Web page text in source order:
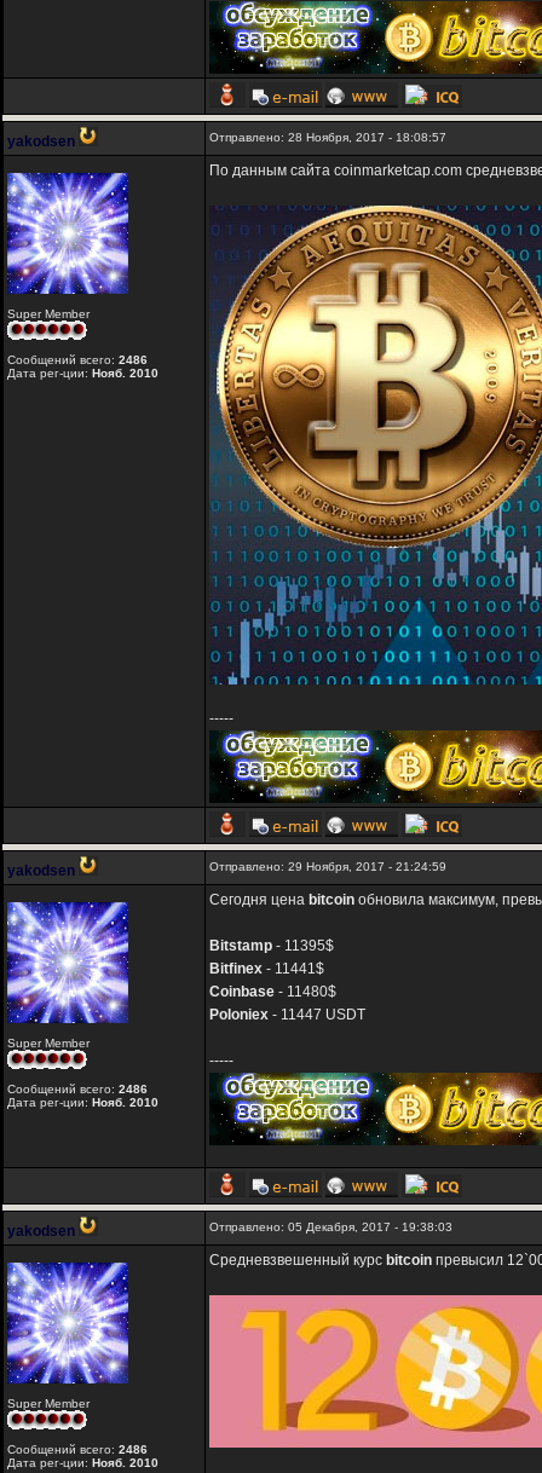
yakodsen Отправлено: 28 Ноября, 2017 - 18:08:57
Super Member
Сообщений всего: 2486
Дата рег-ции: Нояб. 2010
По данным сайта coinmarketcap.com
-----
yakodsen Отправлено: 29 Ноября, 2017 - 21:24:59
Super Member
Сообщений всего: 2486
Дата рег-ции: Нояб. 2010
Сегодня цена bitcoin обновила максимум,
Bitstamp - 11395$
Bitfinex - 11441$
Coinbase - 11480$
Poloniex - 11447 USDT
-----
yakodsen Отправлено: 05 Декабря, 2017 - 19:38:03
Super Member
Сообщений всего: 2486
Дата рег-ции: Нояб. 2010
Средневзвешенный курс bitcoin превысил